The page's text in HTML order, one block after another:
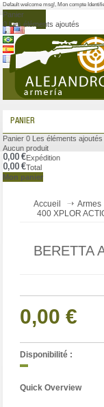
Default welcome msg!, Mon compte
Panier
0 Les éléments ajoutés
MENU
PANIER
Panier 0 Les éléments ajoutés
Aucun produit
0,00 €Expédition
0,00 €Total
Mon panier
Accueil Armes
400 XPLOR
BERETTA
0,00 €
Disponibilité :
Quick Overview